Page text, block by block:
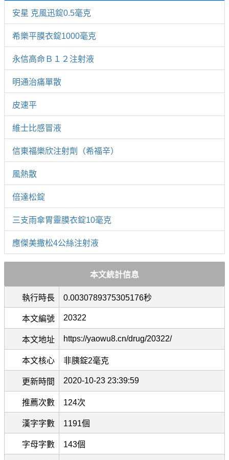
安星 克風迅錠0.5毫克
希樂平膜衣錠1000毫克
永信高命Ｂ１２注射液
明通治痛單散
皮速平
維士比感冒液
信東福樂欣注射劑（希福辛）
風熱散
倍達松錠
三支雨傘胃靈膜衣錠10毫克
應傑美撒松4公絲注射液
本文統計信息
執行時長 0.0030789375305176秒
本文編號 20322
本文地址 https://yaowu8.cn/drug/20322/
本文核心 非胰錠2毫克
更新時間 2020-10-23 23:39:59
推薦次數 124次
漢字字數 1191個
字母字數 143個